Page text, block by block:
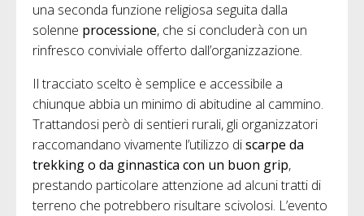
una seconda funzione religiosa seguita dalla
solenne processione, che si concluderà con un
rinfresco conviviale offerto dall’organizzazione.
Il tracciato scelto è semplice e accessibile a
chiunque abbia un minimo di abitudine al cammino.
Trattandosi però di sentieri rurali, gli organizzatori
raccomandano vivamente l’utilizzo discarpe da
trekking o da ginnastica con un buon grip,
prestando particolare attenzione ad alcuni tratti di
terreno che potrebbero risultare scivolosi. L’evento